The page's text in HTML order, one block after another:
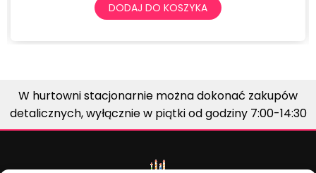
DODAJ DO KOSZYKA
W hurtowni stacjonarnie można dokonać zakupów
detalicznych, wyłącznie w piątki od godziny 7:00-14:30